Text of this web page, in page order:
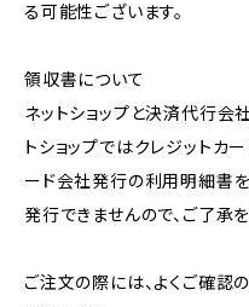
る可能性ございます。
領収書について
ネットショップと決済代行会
トショップではクレジットカ
ード会社発行の利用明細書を
発行できませんので、ご了承を
ご注文の際には、よくご確認